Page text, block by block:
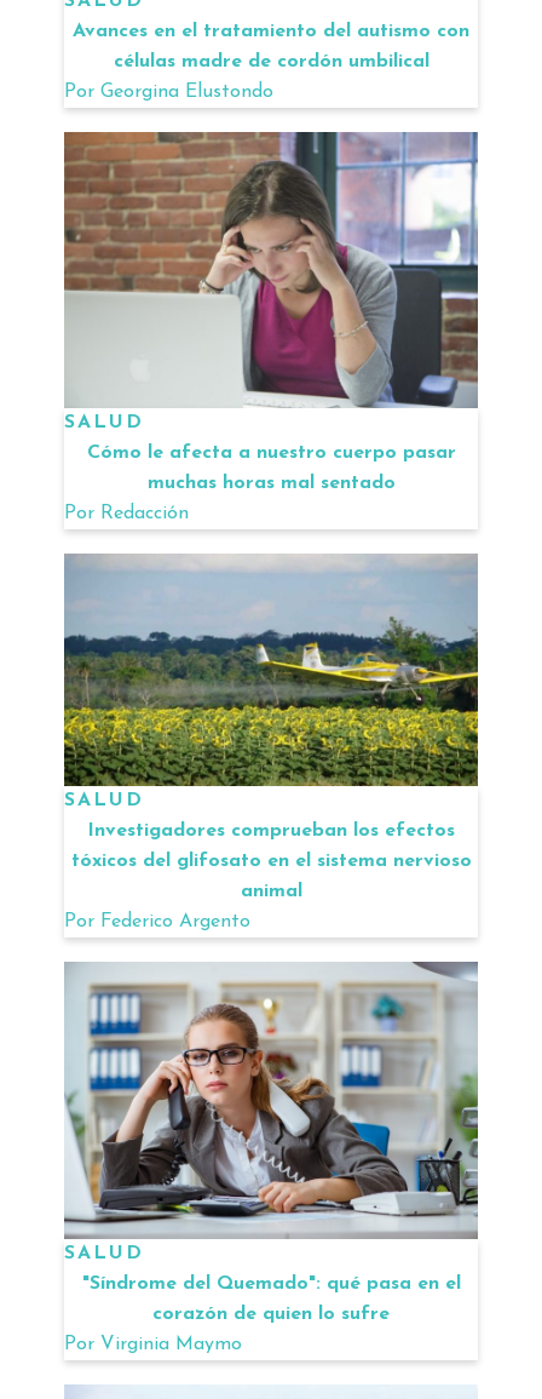
Avances en el tratamiento del autismo con
células madre de cordón umbilical
Por Georgina Elustondo
SALUD
Cómo le afecta a nuestro cuerpo pasar
muchas horas mal sentado
Por Redacción
SALUD
Investigadores comprueban los efectos
tóxicos del glifosato en el sistema nervioso
animal
Por Federico Argento
SALUD
"Síndrome del Quemado": qué pasa en el
corazón de quien lo sufre
Por Virginia Maymo